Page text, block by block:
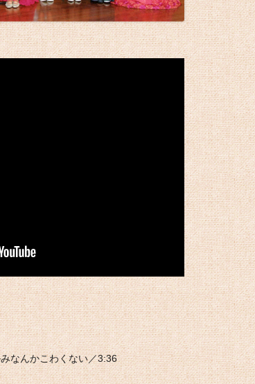
なんかこわくない／3:36